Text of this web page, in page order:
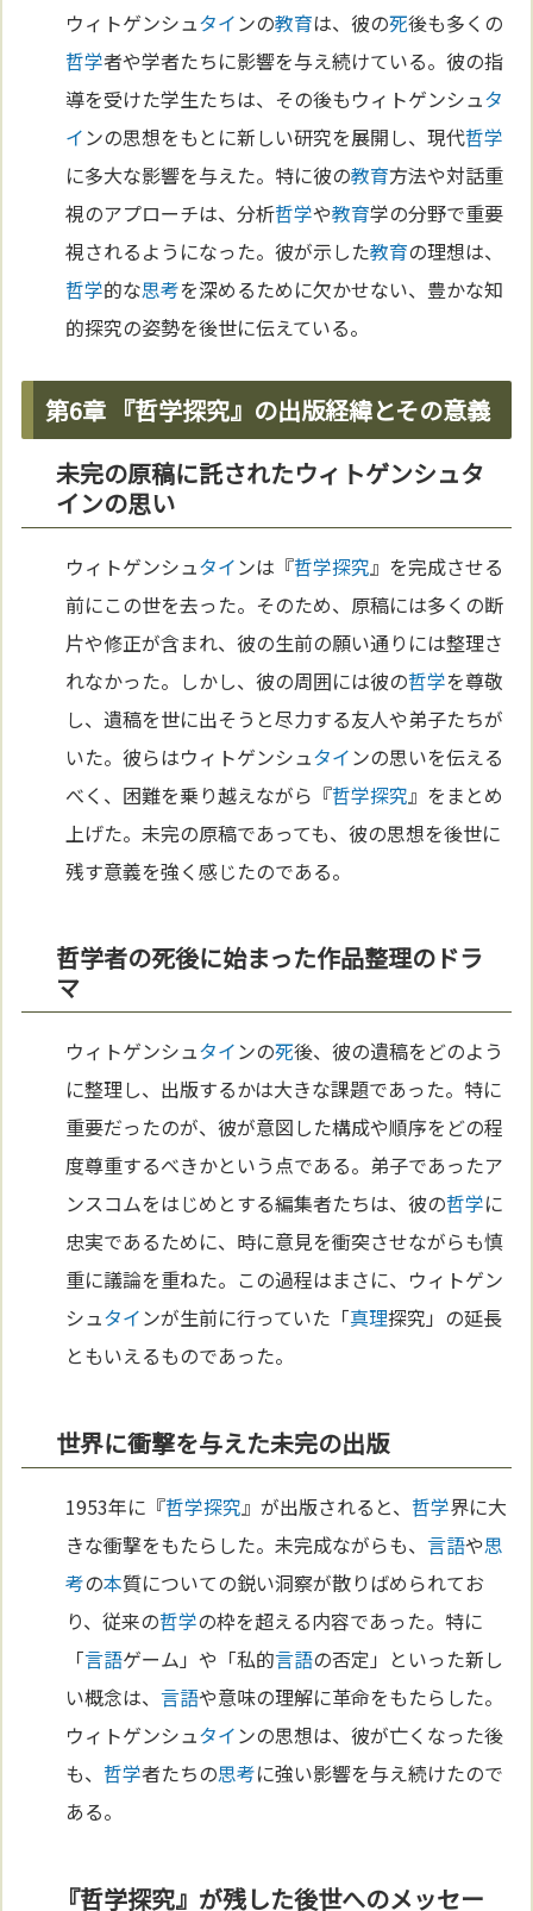
ウィトゲンシュタイ ンの教育は、彼の死後も多くの
哲学者や学者たちに影響を与え続けている。彼の指
導を受けた学生たちは、その後もウィトゲンシュタ
イ ンの思想をもとに新しい研究を展開し、現代哲学
に多大な影響を与えた。特に彼の教育方法や対話重
視のアプローチは、分析哲学や教育学の分野で重要
視されるようになった。彼が示した教育の理想は、
哲学的な思考を深めるために欠かせない、豊かな知
的探究の姿勢を後世に伝えている。
第6章 『哲学探究』の出版経緯とその意義
未完の原稿に託されたウィトゲンシュタ
インの思い
ウィトゲンシュタイ ンは『哲学探究』を完成させる
前にこの世を去った。そのため、原稿には多くの断
片や修正が含まれ、彼の生前の願い通りには整理さ
れなかった。しかし、彼の周囲には彼の哲学を尊敬
し、遺稿を世に出そうと尽力する友人や弟子たちが
いた。彼らはウィトゲンシュタイ ンの思いを伝える
べく、困難を乗り越えながら『哲学探究』をまとめ
上げた。未完の原稿であっても、彼の思想を後世に
残す意義を強く感じたのである。
哲学者の死後に始まった作品整理のドラ
マ
ウィトゲンシュタインの死後、彼の遺稿をどのよう
に整理し、出版するかは大きな課題であった。特に
重要だったのが、彼が意図した構成や順序をどの程
度尊重するべきかという点である。弟子であったア
ンスコムをはじめとする編集者たちは、彼の哲学に
忠実であるために、時に意見を衝突させながらも慎
重に議論を重ねた。この過程はまさに、ウィトゲン
シュタインが生前に行っていた「真理探究」の延長
ともいえるものであった。
世界に衝撃を与えた未完の出版
1953年に『哲学探究』が出版されると、 哲学界に大
きな衝撃をもたらした。未完成ながらも、言語や思
考の本質についての鋭い洞察が散りばめられてお
り、従来の哲学の枠を超える内容であった。特に
「言語ゲーム」や「私的言語の否定」といった新し
い概念は、言語や意味の理解に革命をもたらした。
ウィトゲンシュタインの思想は、彼が亡くなった後
も、 哲学者たちの思考に強い影響を与え続けたので
ある。
『哲学探究』が残した後世へのメッセー